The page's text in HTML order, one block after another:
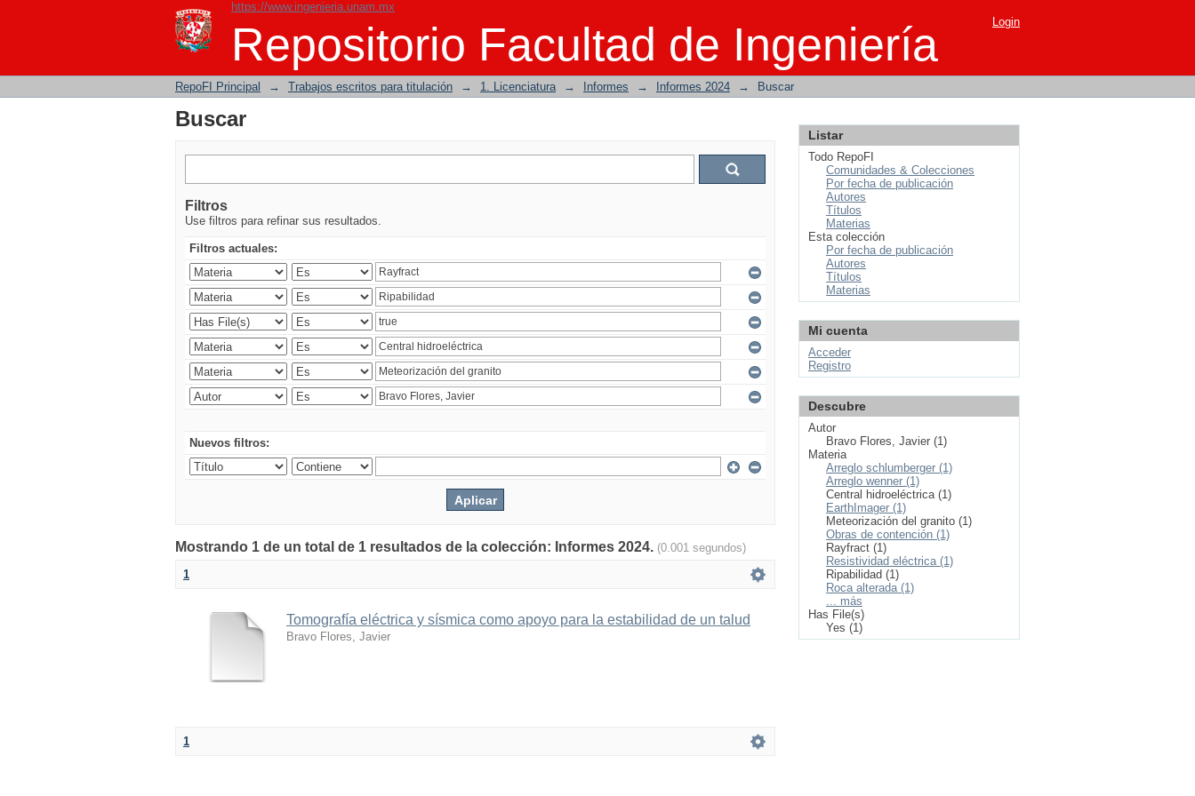
https://www.ingenieria.unam.mx
Repositorio Facultad de Ingeniería
Buscar Login
RepoFI Principal → Trabajos escritos para titulación → 1. Licenciatura → Informes → Informes 2024 → Buscar
Buscar
Filtros
Use filtros para refinar sus resultados.
Filtros actuales:
Nuevos filtros:
Mostrando 1 de un total de 1 resultados de la colección: Informes 2024. (0.001 segundos)
1
Tomografía eléctrica y sísmica como apoyo para la estabilidad de un talud
Bravo Flores, Javier
1
Listar
Todo RepoFI
Comunidades & Colecciones
Por fecha de publicación
Autores
Títulos
Materias
Esta colección
Por fecha de publicación
Autores
Títulos
Materias
Mi cuenta
Acceder
Registro
Descubre
Autor
Bravo Flores, Javier (1)
Materia
Arreglo schlumberger (1)
Arreglo wenner (1)
Central hidroeléctrica (1)
EarthImager (1)
Meteorización del granito (1)
Obras de contención (1)
Rayfract (1)
Resistividad eléctrica (1)
Ripabilidad (1)
Roca alterada (1)
... más
Has File(s)
Yes (1)